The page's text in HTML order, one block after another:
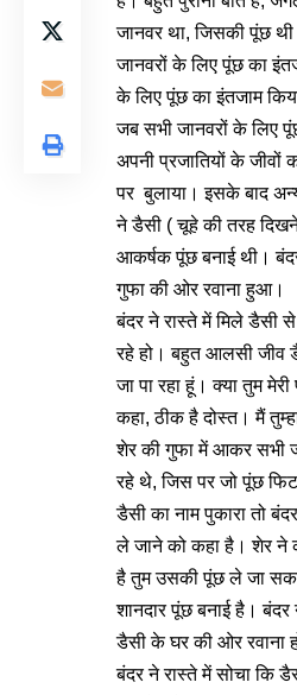
जानवर था, जिसकी पूंछ
जानवरों के लिए पूंछ का
के लिए पूंछ का इंतजाम
जब सभी जानवरों के लिए
अपनी प्रजातियों के
पर बुलाया। इसके बाद
ने डैसी ( चूहे की तरह
आकर्षक पूंछ बनाई थी।
गुफा की ओर रवाना हुआ।
बंदर ने रास्ते में मिले डैसी
रहे हो। बहुत आलसी जीव
जा पा रहा हूं। क्या तुम
कहा, ठीक है दोस्त। मैं
शेर की गुफा में आकर सभी
रहे थे, जिस पर जो पूंछ फिट
डैसी का नाम पुकारा तो
ले जाने को कहा है। शेर ने
है तुम उसकी पूंछ ले जा
शानदार पूंछ बनाई है।
डैसी के घर की ओर रवाना
बंदर ने रास्ते में सोचा कि